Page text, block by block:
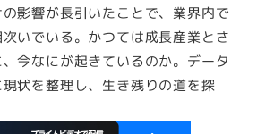
影響が長引いたことで、業界内で
いでいる。かつては成長産業とさ
今なにが起きているのか。データ
状を整理し、生き残りの道を探